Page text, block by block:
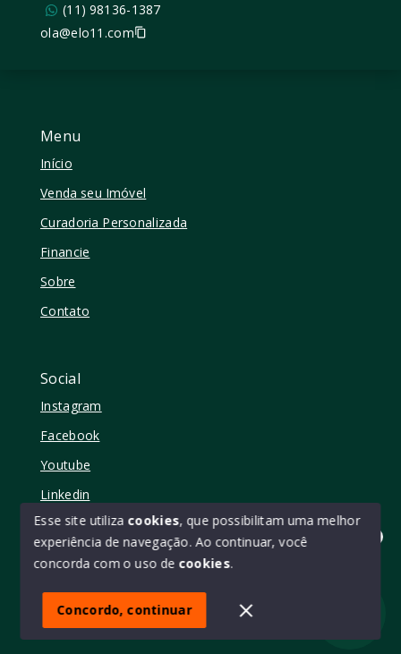
Olá! quer mudar de casa?
Menu
Início
Venda seu Imóvel
Curadoria Personalizada
Financie
Sobre
Contato
Social
Instagram
Facebook
Youtube
Linkedin
© Copyright 2026 - Elo11 consultoria imobiliária • creci
SITE PARA IMOBILIARIA
(11) 98136-1387
ola@elo11.com
Esse site utiliza cookies, que possibilitam uma melhor
experiência de navegação. Ao continuar, você
concorda com o uso de cookies.
Concordo, continuar